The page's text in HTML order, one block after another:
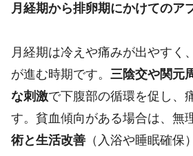
月経期から排卵期にかけてのア
月経期は冷えや痛みが出やすく
が進む時期です。 三陰交や関元
な刺激で下腹部の循環を促し、
す。貧血傾向がある場合は、無
術と生活改善 （入浴や睡眠確保